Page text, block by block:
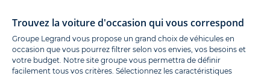
Trouvez la voiture d'occasion qui vous correspond
Groupe Legrand vous propose un grand choix de véhicules en
occasion que vous pourrez filtrer selon vos envies, vos besoins et
votre budget. Notre site groupe vous permettra de définir
facilement tous vos critères. Sélectionnez les caractéristiques